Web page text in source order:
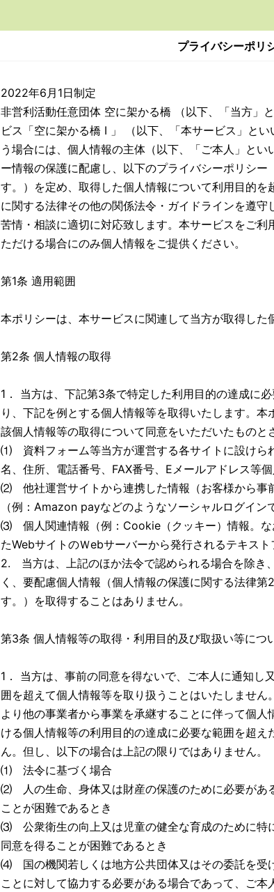
プライバシーポリ
2022年6月1日制定
非営利活動任意団体 空に架かる橋 （以下、「当方」
ビス「空に架かる橋 I 」 （以下、「本サービス」と
う場合には、個人情報の主体（以下、「ご本人」と
ー情報の保護に配慮し、以下のプライバシーポリシー
す。）を定め、取得した個人情報について利用目的
に関する法律その他の関係法令・ガイドラインを遵
苦情・相談に適切に対応致します。本サービスをご
ただける場合にのみ個人情報をご提供ください。
第1条 適用範囲
本ポリシーは、本サービスに関連して当方が取得した
第2条 個人情報の取得
1． 当方は、下記第3条で特定した利用目的の達成に
り、下記を例とする個人情報等を取得いたします。
該個人情報等の取得について同意をいただいたものと
⑴ 資料フォーム等当方が運営する各サイトに設けら
名、住所、電話番号、FAX番号、Eメールアドレス等
⑵ 他社運営サイトから連携した情報（お客様から事
（例：Amazon payなどのようなソーシャルログイン
⑶ 個人関連情報（例：Cookie（クッキー）情報。な
たWebサイトのＷebサーバーから発行されるテキスト
2. 当方は、上記のほか法令で認められる場合を除き
く、要配慮個人情報（個人情報の保護に関する法律
す。）を取得することはありません。
第3条 個人情報等の取得・利用目的及び取扱い等につ
1． 当方は、事前の同意を得ないで、ご本人に通知し
囲を超えて個人情報等を取り扱うことはいたしませ
より他の事業者から事業を承継することに伴って個
ける個人情報等の利用目的の達成に必要な範囲を超
ん。但し、以下の場合は上記の限りではありません。
⑴ 法令に基づく場合
⑵ 人の生命、身体又は財産の保護のために必要があ
ことが困難であるとき
⑶ 公衆衛生の向上又は児童の健全な育成のために特
同意を得ることが困難であるとき
⑷ 国の機関若しくは地方公共団体又はその委託を受
ことに対して協力する必要がある場合であって、ご本